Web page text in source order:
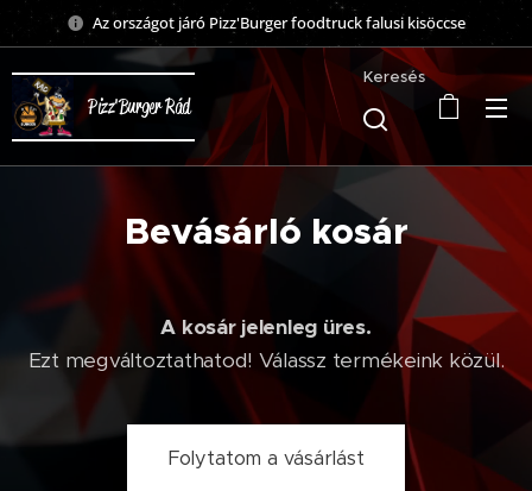
Az országot járó Pizz'Burger foodtruck falusi kisöccse
Pizz'Burger Rád
Keresés
Bevásárló kosár
A kosár jelenleg üres.
Ezt megváltoztathatod! Válassz termékeink közül.
Folytatom a vásárlást